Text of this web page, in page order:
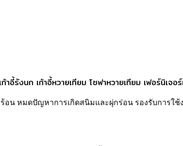
รังนก เก้าอี้หวายเทียม โซฟาหวายเทียม เฟอร์นิเจอ
น หมดปัญหาการเกิดสนิมและผุ่กร่อน รองรับการใช้